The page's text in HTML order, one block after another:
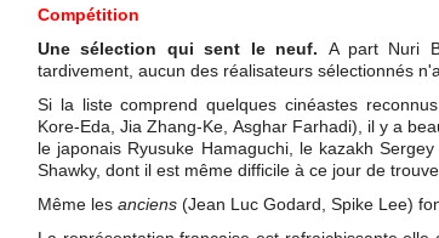
Compétition
Une sélection qui sent le neuf. A part Nuri
tardivement, aucun des réalisateurs sélectionnés
Si la liste comprend quelques cinéastes
Kore-Eda, Jia Zhang-Ke, Asghar Farhadi), il y a
le japonais Ryusuke Hamaguchi, le kazakh
Shawky, dont il est même difficile à ce jour de
Même les anciens (Jean Luc Godard, Spike Lee)